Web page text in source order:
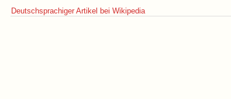
Deutschsprachiger Artikel bei Wikipedia